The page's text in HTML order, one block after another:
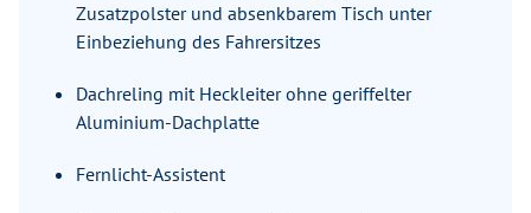
Zusatzpolster und absenkbarem Tisch unter
Einbeziehung des Fahrersitzes
Dachreling mit Heckleiter ohne geriffelter
Aluminium-Dachplatte
Fernlicht-Assistent